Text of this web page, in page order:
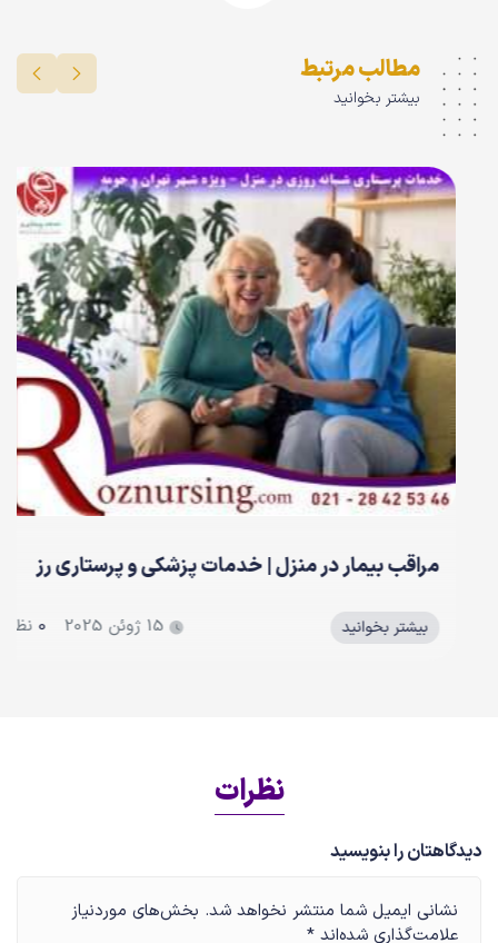
مطالب مرتبط
بیشتر بخوانید
مراقب بیمار در منزل | خدمات پزشکی و پرستاری رز
بیشتر بخوانید 15 ژوئن 2025 0 نظر
نظرات
دیدگاهتان را بنویسید
نشانی ایمیل شما منتشر نخواهد شد. بخش‌های موردنیاز
علامت‌گذاری شده‌اند *